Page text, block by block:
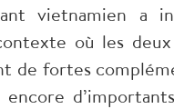
vietnamien a
où les
de fortes
encore